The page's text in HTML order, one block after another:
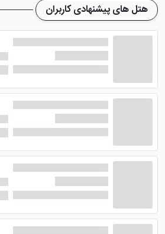
تمامی اتاق ها در کنار فضای زیبا،
کرد. حمام مجهز، تلویزیون صفحه
تهویه مطبوع و .... از جمله این
رستوران با چشم انداز
در هتل سراگلیو
در هتل جذاب سراگلیو استانبول
بسیار مدرن و البته چشم اندز منحصر
مارمارا وجود دارد. افرادی که در
توانند برای صرف غذا در وعده های
مراجعه کنند و از نمای زیبای آن لذت
هتل های پیشنهادی کاربران